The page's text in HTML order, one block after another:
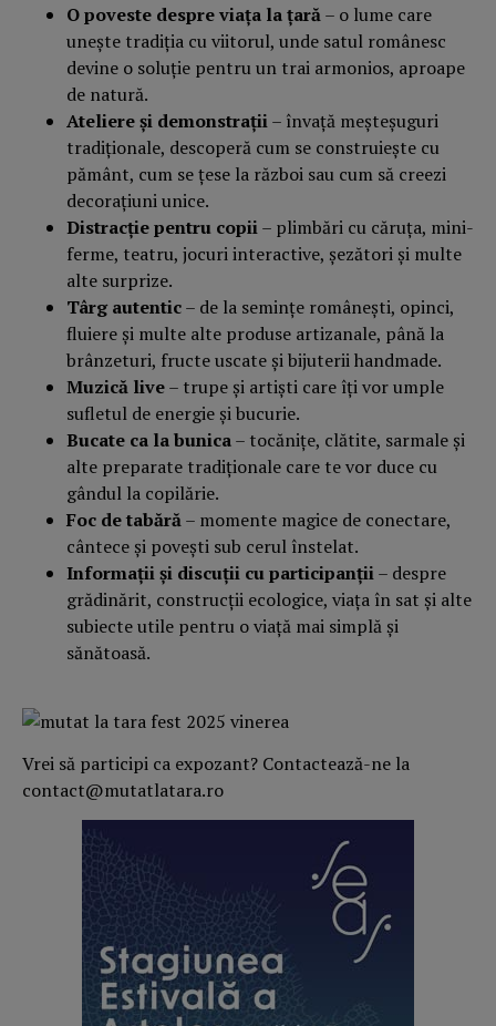
O poveste despre viața la țară– o lume care
unește tradiția cu viitorul, unde satul românesc
devine o soluție pentru un trai armonios, aproape
de natură.
Ateliere și demonstrații– învață meșteșuguri
tradiționale, descoperă cum se construiește cu
pământ, cum se țese la război sau cum să creezi
decorațiuni unice.
Distracție pentru copii– plimbări cu căruța, mini-
ferme, teatru, jocuri interactive, șezători și multe
alte surprize.
Târg autentic– de la semințe românești, opinci,
fluiere și multe alte produse artizanale, până la
brânzeturi, fructe uscate și bijuterii handmade.
Muzică live– trupe și artiști care îți vor umple
sufletul de energie și bucurie.
Bucate ca la bunica– tocănițe, clătite, sarmale și
alte preparate tradiționale care te vor duce cu
gândul la copilărie.
Foc de tabără– momente magice de conectare,
cântece și povești sub cerul înstelat.
Informații și discuții cu participanții– despre
grădinărit, construcții ecologice, viața în sat și alte
subiecte utile pentru o viață mai simplă și
sănătoasă.
Vrei să participi ca expozant? Contactează-ne la
contact@mutatlatara.ro